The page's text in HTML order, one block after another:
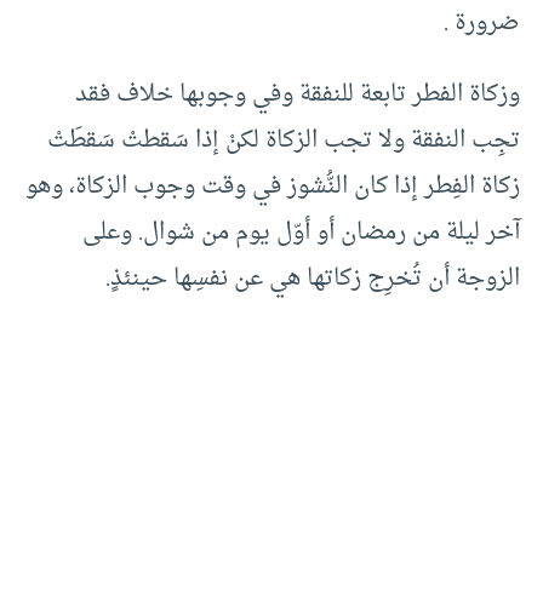
ضرورة .
وزكاة الفطر تابعة للنفقة وفي وجوبها خلاف فقد
تجِب النفقة ولا تجب الزكاة لكنْ إذا سَقطتْ سَقطَتْ
زكاة الفِطر إذا كان النُّشوز في وقت وجوب الزكاة، وهو
آخر ليلة من رمضان أو أوّل يوم من شوال. وعلى
الزوجة أن تُخرِج زكاتها هي عن نفسِها حينئذٍ.